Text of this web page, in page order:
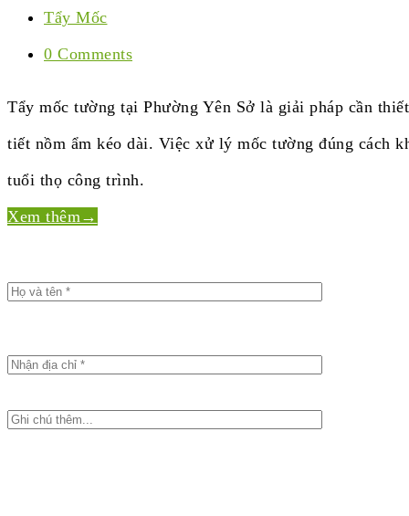
Tẩy Mốc
0 Comments
Tẩy mốc tường tại Phường Yên Sở là giải pháp cần
tiết nồm ẩm kéo dài. Việc xử lý mốc tường đúng cách
tuổi thọ công trình.
Xem thêm→